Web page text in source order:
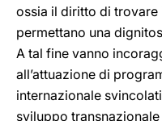
ossia il diritto di
permettano una
A tal fine vanno
all’attuazione di
internazionale
sviluppo